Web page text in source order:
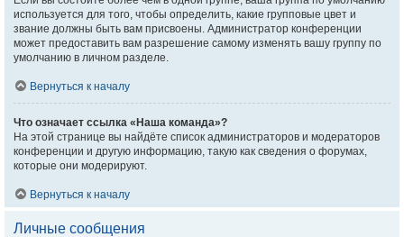
используется для того, чтобы определить, какие групповые цвет и
звание должны быть вам присвоены. Администратор конференции
может предоставить вам разрешение самому изменять вашу группу по
умолчанию в личном разделе.
Вернуться к началу
Что означает ссылка «Наша команда»?
На этой странице вы найдёте список администраторов и модераторов
конференции и другую информацию, такую как сведения о форумах,
которые они модерируют.
Вернуться к началу
Личные сообщения